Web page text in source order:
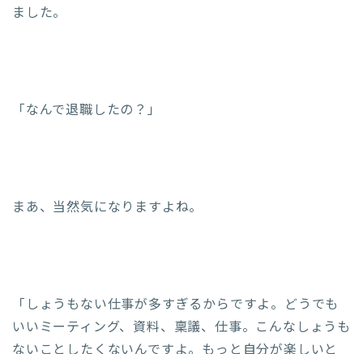
ました。
「なんで退職したの？」
まあ、当然気になりますよね。
「しょうもない仕事が多すぎるからですよ。どうでも
いいミーティング、資料、稟議、仕事。こんなしょうも
ないことしたくないんですよ。もっと自分が楽しいと